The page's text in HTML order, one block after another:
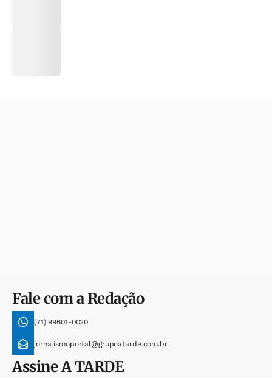
Fale com a Redação
(71) 99601-0020
jornalismoportal@grupoatarde.com.br
AssineA TARDE